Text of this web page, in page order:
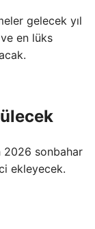
gelecek yıl
en lüks
2026 sonbahar
ekleyecek.